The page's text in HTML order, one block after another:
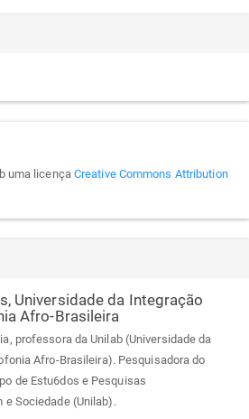
uma licença Creative Commons Attribution
Universidade da Integração
Afro-Brasileira
professora da Unilab (Universidade da
Afro-Brasileira). Pesquisadora do
de Estu6dos e Pesquisas
Sociedade (Unilab).